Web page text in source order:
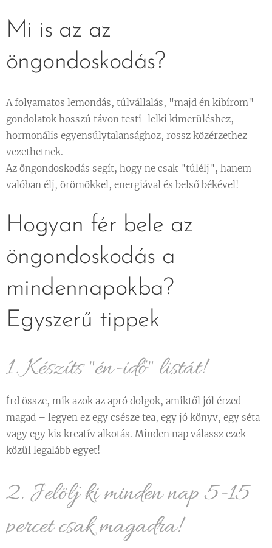
Mi is az az
öngondoskodás? ✨💖
A folyamatos lemondás, túlvállalás, "majd én kibírom"
gondolatok hosszú távon testi-lelki kimerüléshez,
hormonális egyensúlytalansághoz, rossz közérzethez
vezethetnek.
Az öngondoskodás segít, hogy ne csak "túlélj", hanem
valóban élj, örömökkel, energiával és belső békével!
Hogyan fér bele az
öngondoskodás a
mindennapokba?
Egyszerű tippek 🕰️💁‍♀️
1. Készíts "én-idő" listát! 📋
Írd össze, mik azok az apró dolgok, amiktől jól érzed
magad – legyen ez egy csésze tea, egy jó könyv, egy séta
vagy egy kis kreatív alkotás. Minden nap válassz ezek
közül legalább egyet!
2. Jelölj ki minden nap 5-15
percet csak magadra! ⏳